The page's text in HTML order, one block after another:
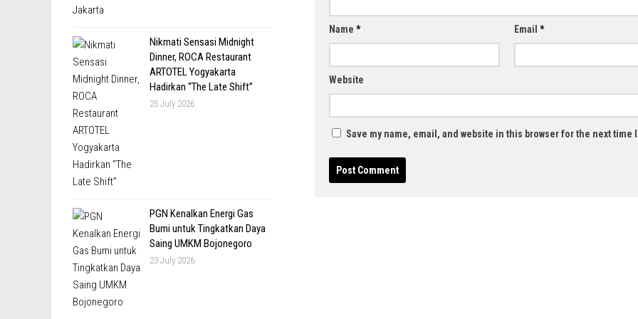
Name * Email *
Website
Save my name, email, and website in this browser for the next time
Nikmati Sensasi Midnight
Dinner, ROCA Restaurant
ARTOTEL Yogyakarta
Hadirkan “The Late Shift”
25 July 2026
PGN Kenalkan Energi Gas
Bumi untuk Tingkatkan Daya
Saing UMKM Bojonegoro
23 July 2026